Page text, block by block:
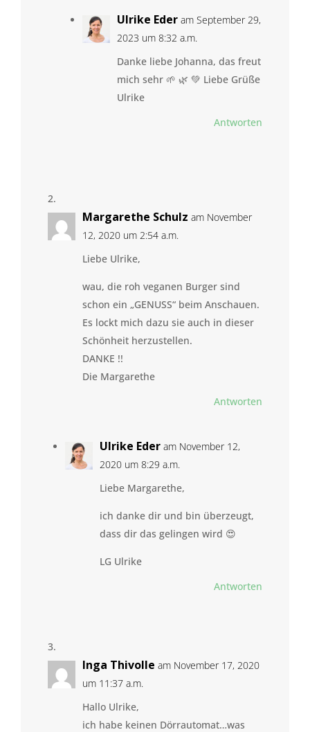
Ulrike Eder am September 29,
2023 um 8:32 a.m.
Danke liebe Johanna, das freut
mich sehr 🌱 🌿 💚 Liebe Grüße
Ulrike
Antworten
Margarethe Schulz am November
12, 2020 um 2:54 a.m.
Liebe Ulrike,
wau, die roh veganen Burger sind
schon ein „GENUSS“ beim Anschauen.
Es lockt mich dazu sie auch in dieser
Schönheit herzustellen.
DANKE !!
Die Margarethe
Antworten
Ulrike Eder am November 12,
2020 um 8:29 a.m.
Liebe Margarethe,
ich danke dir und bin überzeugt,
dass dir das gelingen wird 😍
LG Ulrike
Antworten
Inga Thivolle am November 17, 2020
um 11:37 a.m.
Hallo Ulrike,
ich habe keinen Dörrautomat…was